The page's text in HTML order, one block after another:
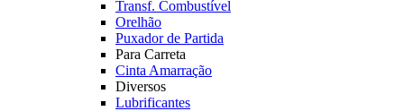
Transf. Combustível
Orelhão
Puxador de Partida
Para Carreta
Cinta Amarração
Diversos
Lubrificantes